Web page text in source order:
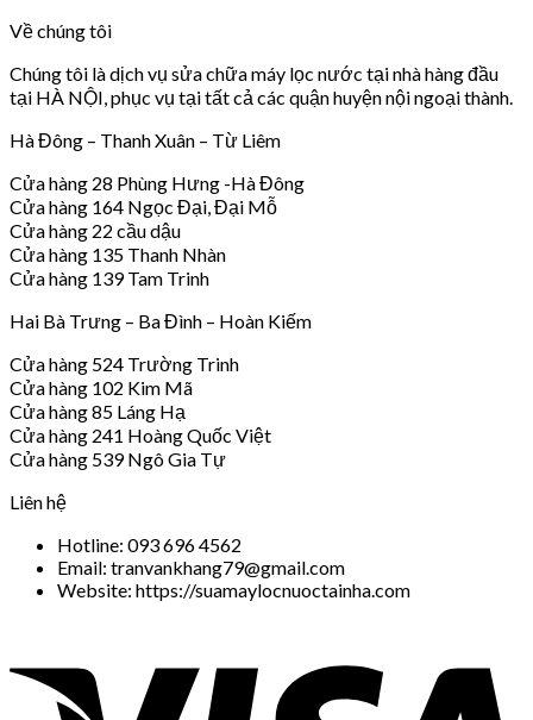
Về chúng tôi
Chúng tôi là dịch vụ sửa chữa máy lọc nước tại nhà hàng đầu
tại HÀ NỘI, phục vụ tại tất cả các quận huyện nội ngoại thành.
Hà Đông – Thanh Xuân – Từ Liêm
Cửa hàng 28 Phùng Hưng -Hà Đông
Cửa hàng 164 Ngọc Đại, Đại Mỗ
Cửa hàng 22 cầu dậu
Cửa hàng 135 Thanh Nhàn
Cửa hàng 139 Tam Trinh
Hai Bà Trưng – Ba Đình – Hoàn Kiếm
Cửa hàng 524 Trường Trinh
Cửa hàng 102 Kim Mã
Cửa hàng 85 Láng Hạ
Cửa hàng 241 Hoàng Quốc Việt
Cửa hàng 539 Ngô Gia Tự
Liên hệ
Hotline: 093 696 4562
Email: tranvankhang79@gmail.com
Website: https://suamaylocnuoctainha.com